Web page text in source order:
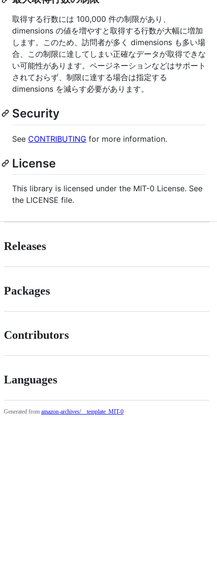
取得する行数には 100,000 件の制限があり、
dimensions の値を増やすと取得する行数が大幅に増加
します。このため、訪問者が多く dimensions も多い場
合、この制限に達してしまい正確なデータが取得できな
い可能性があります。ページネーションなどはサポート
されておらず、制限に達する場合は指定する
dimensions を減らす必要があります。
Security
See CONTRIBUTING for more information.
License
This library is licensed under the MIT-0 License. See
the LICENSE file.
Releases
Packages
Contributors
Languages
Generated from amazon-archives/__template_MIT-0